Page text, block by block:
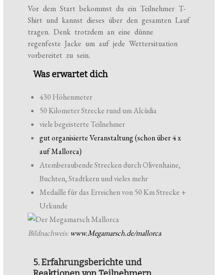
Vor dem Start bekommst du ein Teilnehmer T-
Shirt und kannst dieses über den gesamten Lauf
tragen. Denk trotzdem an eine dünne
regenfeste Jacke um auf jede Wettersituation
vorbereitet zu sein.
Was erwartet dich
430 Höhenmeter
50 Kilometer Strecke rund um Alcùdia
viele begeisterte Teilnehmer
gut organisierte Veranstaltung (schon über 4 x
auf Mallorca)
Atemberaubende Strecken durch Olivenhaine,
Buchten, Stadtkern und vieles mehr
Medaille für das Erreichen von 50 Km Strecke +
Urkunde
Bildnachweis:www.Megamarsch.de/mallorca
5. Erfahrungsberichte und